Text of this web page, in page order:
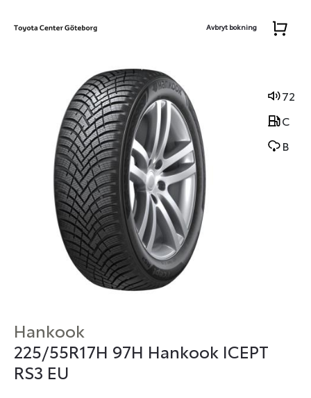
Avbryt bokning
72
C
B
Hankook
225/55R17H 97H Hankook ICEPT
RS3 EU